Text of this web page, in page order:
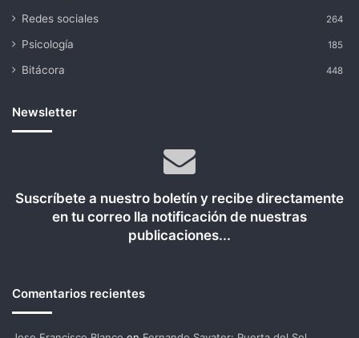
Redes sociales 264
Psicología 185
Bitácora 448
Newsletter
Suscríbete a nuestro boletín y recibe directamente
en tu correo lla notificación de nuestras
publicaciones...
Comentarios recientes